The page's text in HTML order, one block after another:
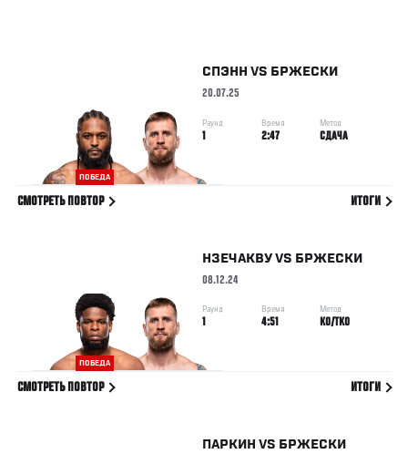
ПОБЕДА
СПЭНН VS БРЖЕСКИ
20.07.25
Раунд
1
Время
2:47
Метод
СДАЧА
СМОТРЕТЬ ПОВТОР ИТОГИ
ПОБЕДА
НЗЕЧАКВУ VS БРЖЕСКИ
08.12.24
Раунд
1
Время
4:51
Метод
KO/TKO
СМОТРЕТЬ ПОВТОР ИТОГИ
ПАРКИН VS БРЖЕСКИ